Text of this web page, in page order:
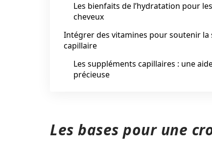
Les bienfaits de l’hydratation pour les
cheveux
Intégrer des vitamines pour soutenir la
capillaire
Les suppléments capillaires : une
précieuse
Les bases pour une